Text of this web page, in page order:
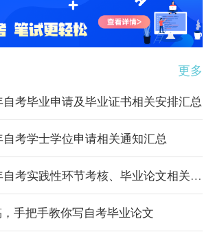
更多
考毕业申请及毕业证书相关安排汇总
考学士学位申请相关通知汇总
各省市2024年自考实践性环节考核、毕业论文相关通知汇总
手把手教你写自考毕业论文